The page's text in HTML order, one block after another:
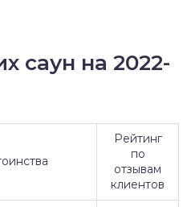
саун на 2022-
Рейтинг
по
отзывам
клиентов